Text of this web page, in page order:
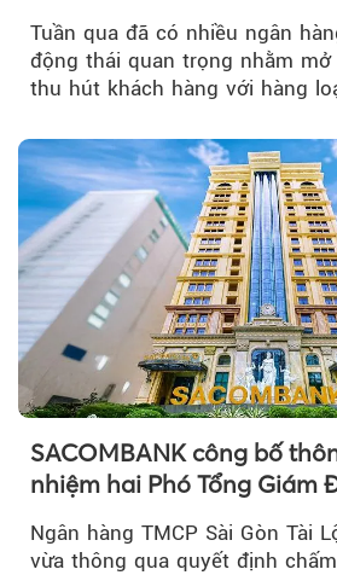
Tuần qua đã có nhiều ngân
động thái quan trọng nhằm
thu hút khách hàng với hàng
SACOMBANK công bố
nhiệm hai Phó Tổng Giám
Ngân hàng TMCP Sài Gòn Tài
vừa thông qua quyết định